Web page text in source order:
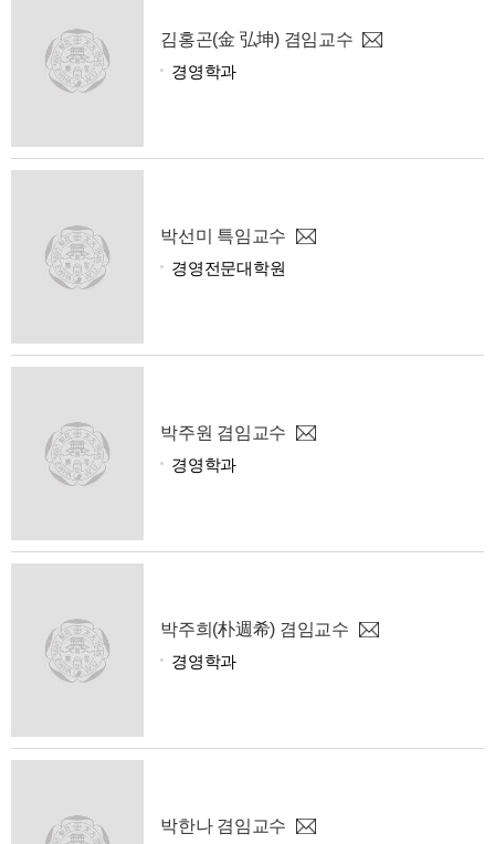
김홍곤(金 弘坤) 겸임교수
경영학과
박선미 특임교수
경영전문대학원
박주원 겸임교수
경영학과
박주희(朴週希) 겸임교수
경영학과
박한나 겸임교수